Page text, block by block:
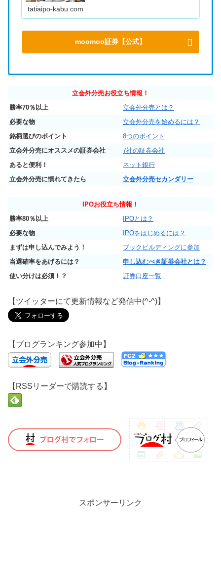
tatiaipo-kabu.com
moomoo証券【公式】
立会外分売お役立ち情報！
勝率70％以上
立会外分売とは？
必要な物
立会外分売を始めるには？
銘柄選びのポイント
8つのポイント
立会外分売にオススメの証券会社
7社の証券会社
あると便利！
ネット銀行
立会外分売に慣れてきたら
立会外分売セカンダリー
IPOお役立ち情報！
勝率80％以上
IPOとは？
必要な物
IPOをはじめるには？
まずは申し込んでみよう！
ブックビルディングに参加
当選確率をあげるには？
申し込むべき証券会社とは？
使い分けは必須！？
証券口座一覧
【ツイッターにて更新情報など発信中(^-^)】
【ブログランキング参加中】
【RSSリーダーで購読する】
スポンサーリンク